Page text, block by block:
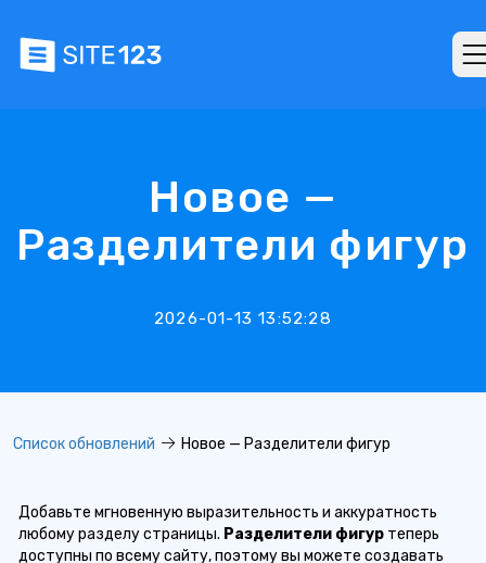
Новое —
Разделители фигур
2026-01-13 13:52:28
Список обновлений Новое — Разделители фигур
Добавьте мгновенную выразительность и аккуратность
любому разделу страницы. Разделители фигур теперь
доступны по всему сайту, поэтому вы можете создавать